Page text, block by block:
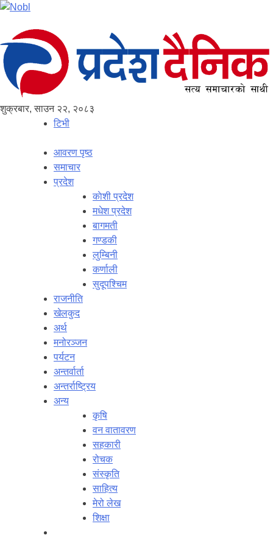
शुक्रबार, साउन २२, २०८३
टिभी
आवरण पृष्‍ठ
समाचार
प्रदेश
काेशी प्रदेश
मधेश प्रदेश
बागमती
गण्डकी
लुम्बिनी
कर्णाली
सुदूपश्‍चिम
राजनीति
खेलकुद
अर्थ
मनोरञ्‍जन
पर्यटन
अन्तर्वार्ता
अन्तर्राष्‍ट्रिय
अन्य
कृषि
वन वातावरण
सहकारी
रोचक
संस्कृति
साहित्य
मेरो लेख
शिक्षा